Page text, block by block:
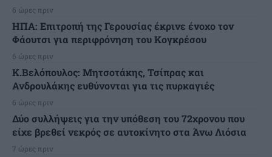
6 ώρες πριν
ΗΠΑ: Επιτροπή της Γερουσίας έκρινε ένοχο τον
Φάουτσι για περιφρόνηση του Κογκρέσου
6 ώρες πριν
K.Βελόπουλος: Μητσοτάκης, Τσίπρας και
Ανδρουλάκης ευθύνονται για τις πυρκαγιές
6 ώρες πριν
Δύο συλλήψεις για την υπόθεση του 72χρονου που
είχε βρεθεί νεκρός σε αυτοκίνητο στα Άνω Λιόσια
7 ώρες πριν